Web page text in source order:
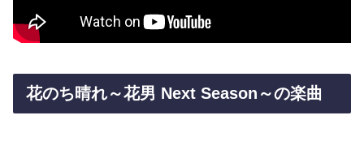
花のち晴れ～花男 Next Season～の楽曲